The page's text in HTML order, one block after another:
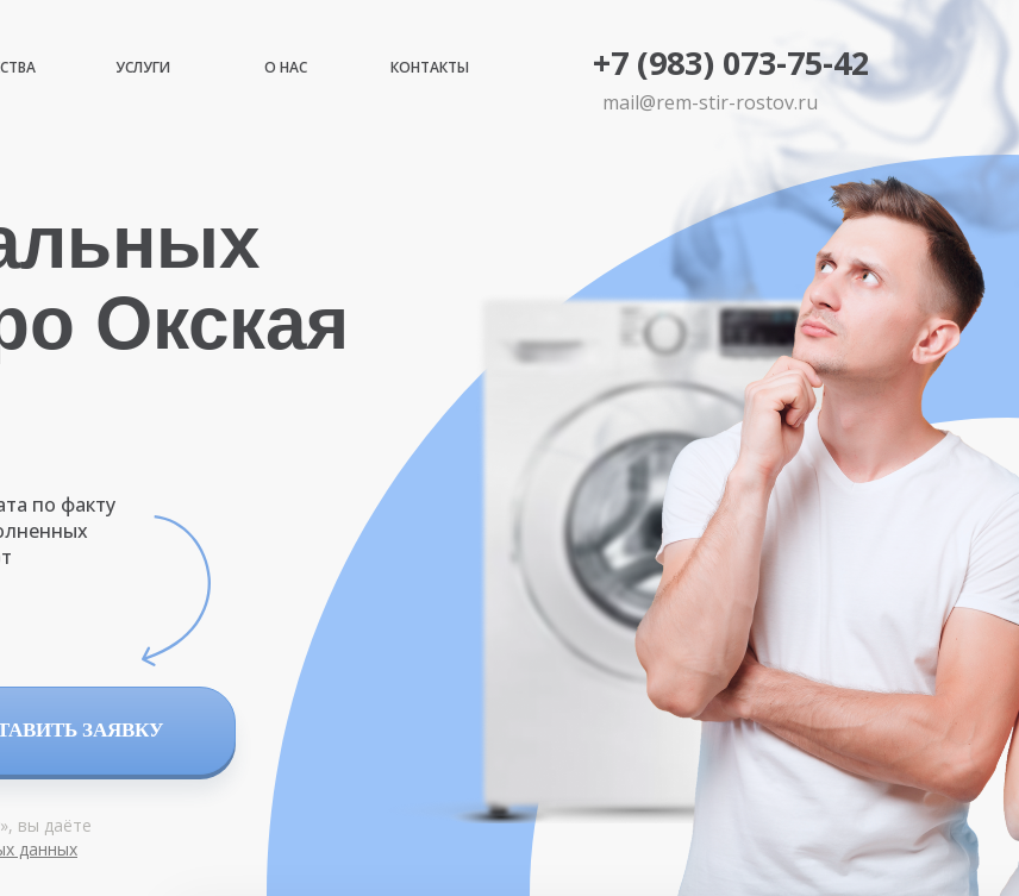
Окская
по факту
вы даёте
данных
+7 (983) 073-75-42
mail@rem-stir-rostov.ru
ЗАЯВКУ
О НАС
УСЛУГИ КОНТАКТЫ